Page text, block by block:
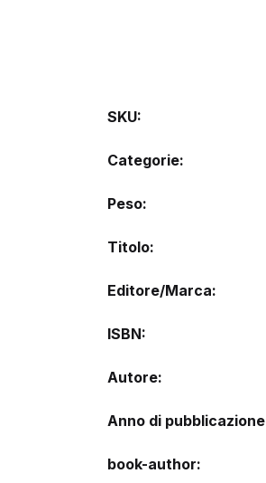
SKU:
Categorie:
Peso
Titolo
Editore/Marca
ISBN
Autore
Anno di pubblicazione
book-author